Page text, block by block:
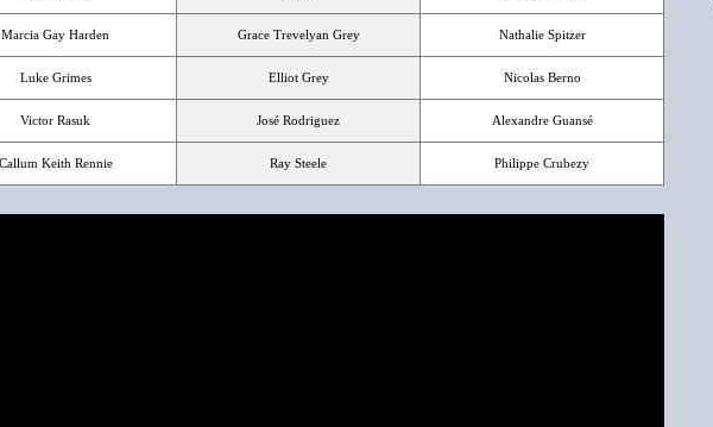
Marcia Gay Harden Grace Trevelyan Grey Nathalie Spitzer
Luke Grimes Elliot Grey Nicolas Berno
Victor Rasuk José Rodriguez Alexandre Guansé
Callum Keith Rennie Ray Steele Philippe Crubezy